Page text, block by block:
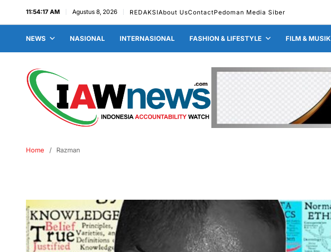
11:54:18 AM Agustus 8, 2026 REDAKSIAbout UsContactPedoman Media Siber
NEWS NASIONAL INTERNASIONAL FASHION & LIFESTYLE FILM & MUSIK
Home Razman